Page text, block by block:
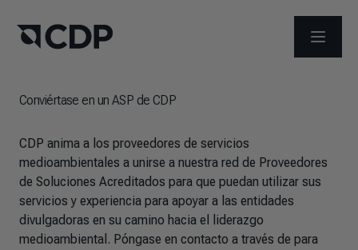
ABRIR
Conviértase en un ASP de CDP
CDP anima a los proveedores de servicios
medioambientales a unirse a nuestra red de Proveedores
de Soluciones Acreditados para que puedan utilizar sus
servicios y experiencia para apoyar a las entidades
divulgadoras en su camino hacia el liderazgo
medioambiental. Póngase en contacto a través de para